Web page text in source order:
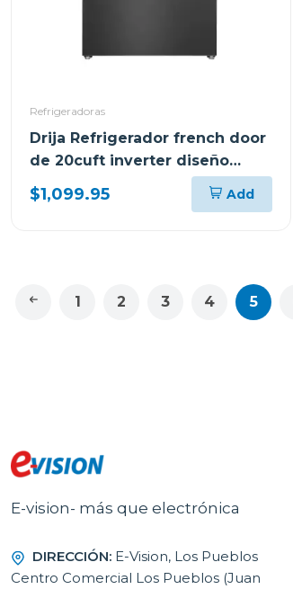
Refrigeradoras
Drija Refrigerador french door
de 20cuft inverter diseño
acero black
$1,099.95 Add
1 2 3 4 5
E-vision- más que electrónica
DIRECCIÓN: E-Vision, Los Pueblos
Centro Comercial Los Pueblos (Juan